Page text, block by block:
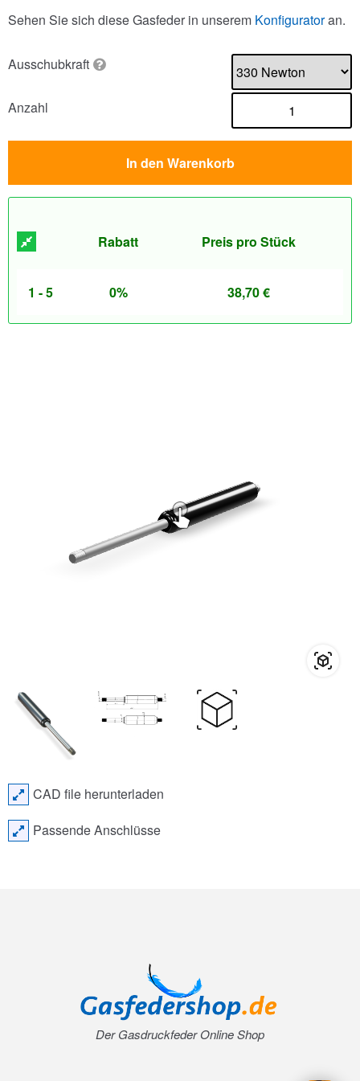
Sehen Sie sich diese Gasfeder in unserem Konfiguratoran.
Ausschubkraft
Anzahl
In den Warenkorb
Rabatt Preis pro Stück
1 - 5 0% 38,70€
CAD file herunterladen
Passende Anschlüsse
Der Gasdruckfeder Online Shop